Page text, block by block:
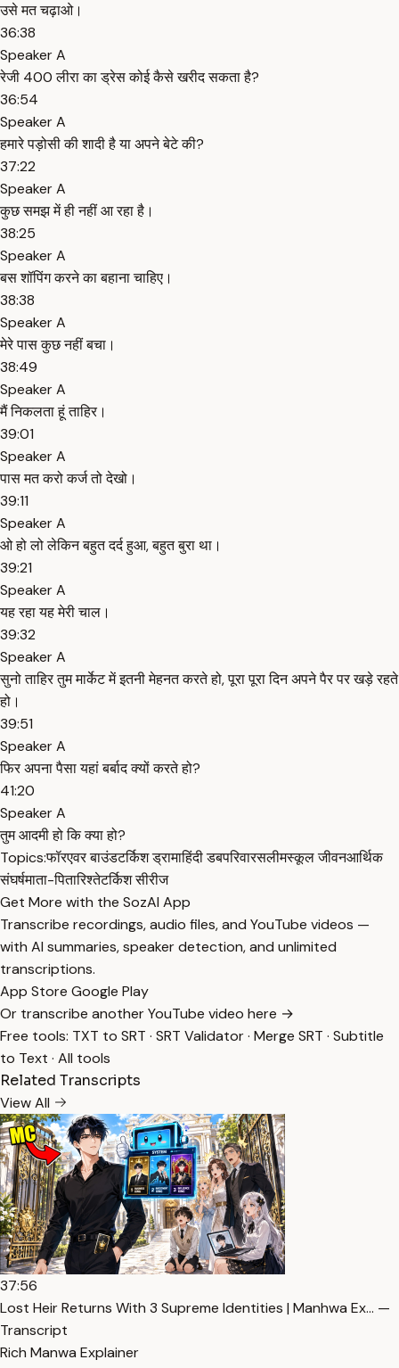
उसे मत चढ़ाओ।
36:38
Speaker A
रेजी 400 लीरा का ड्रेस कोई कैसे खरीद सकता है?
36:54
Speaker A
हमारे पड़ोसी की शादी है या अपने बेटे की?
37:22
Speaker A
कुछ समझ में ही नहीं आ रहा है।
38:25
Speaker A
बस शॉपिंग करने का बहाना चाहिए।
38:38
Speaker A
मेरे पास कुछ नहीं बचा।
38:49
Speaker A
मैं निकलता हूं ताहिर।
39:01
Speaker A
पास मत करो कर्ज तो देखो।
39:11
Speaker A
ओ हो लो लेकिन बहुत दर्द हुआ, बहुत बुरा था।
39:21
Speaker A
यह रहा यह मेरी चाल।
39:32
Speaker A
सुनो ताहिर तुम मार्केट में इतनी मेहनत करते हो, पूरा पूरा दिन अपने पैर पर खड़े रहते
हो।
39:51
Speaker A
फिर अपना पैसा यहां बर्बाद क्यों करते हो?
41:20
Speaker A
तुम आदमी हो कि क्या हो?
Topics:फॉरएवर बाउंडटर्किश ड्रामाहिंदी डबपरिवारसलीमस्कूल जीवनआर्थिक
संघर्षमाता-पितारिश्तेटर्किश सीरीज
Get More with the SozAI App
Transcribe recordings, audio files, and YouTube videos —
with AI summaries, speaker detection, and unlimited
transcriptions.
App Store Google Play
Or transcribe another YouTube video here →
Free tools: TXT to SRT · SRT Validator· Merge SRT · Subtitle
to Text · All tools
Related Transcripts
View All
37:56
Lost Heir Returns With 3 Supreme Identities | Manhwa Ex… —
Transcript
Rich Manwa Explainer